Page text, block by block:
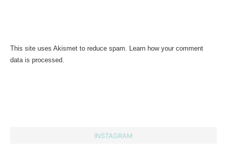
This site uses Akismet to reduce spam. Learn how your comment
data is processed.
INSTAGRAM